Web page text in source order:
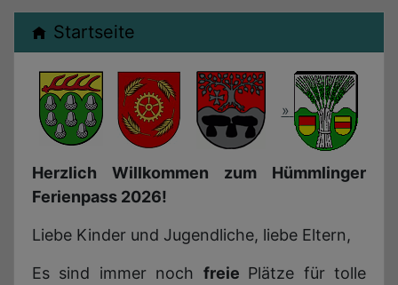
Vor-/Nachname sowie "FP2026".
Startseite
Startseite
Herzlich Willkommen zum Hümmlinger
Ferienpass 2026!
Liebe Kinder und Jugendliche, liebe Eltern,
Es sind immer noch freie Plätze für tolle